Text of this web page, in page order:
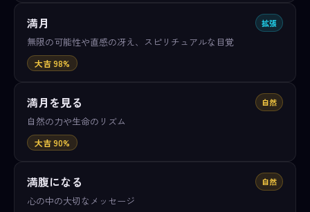
満月 拡張
無限の可能性や直感の冴え、スピリチュアルな目覚
大吉 98%
満月を見る 自然
自然の力や生命のリズム
大吉 90%
満腹になる 自然
心の中の大切なメッセージ